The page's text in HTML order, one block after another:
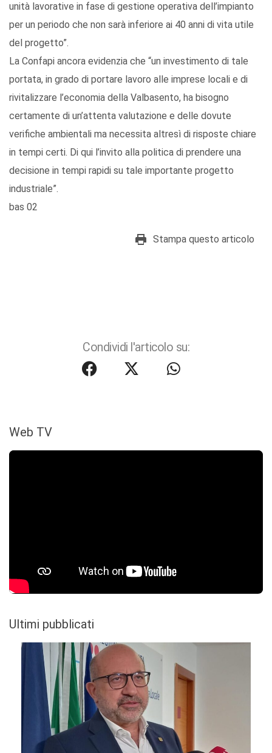
unità lavorative in fase di gestione operativa dell’impianto
per un periodo che non sarà inferiore ai 40 anni di vita utile
del progetto”.
La Confapi ancora evidenzia che “un investimento di tale
portata, in grado di portare lavoro alle imprese locali e di
rivitalizzare l’economia della Valbasento, ha bisogno
certamente di un’attenta valutazione e delle dovute
verifiche ambientali ma necessita altresì di risposte chiare
in tempi certi. Di qui l’invito alla politica di prendere una
decisione in tempi rapidi su tale importante progetto
industriale”.
bas 02
Stampa questo articolo
Condividi l'articolo su:
Web TV
Ultimi pubblicati